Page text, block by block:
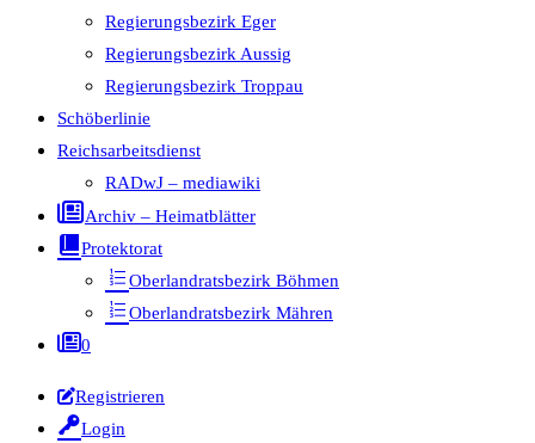
Regierungsbezirk Eger
Regierungsbezirk Aussig
Regierungsbezirk Troppau
Schöberlinie
Reichsarbeitsdienst
RADwJ – mediawiki
Archiv – Heimatblätter
Protektorat
Oberlandratsbezirk Böhmen
Oberlandratsbezirk Mähren
0
Registrieren
Login